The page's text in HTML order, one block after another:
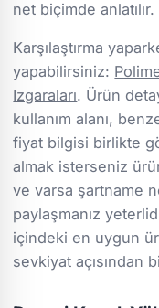
net biçimde anlatılır.
Karşılaştırma
yapabilirsiniz:
Izgaraları. Ürün
kullanım alanı,
fiyat bilgisi birlikte
almak isterseniz
ve varsa şartname
paylaşmanız
içindeki en uygun
sevkiyat açısından